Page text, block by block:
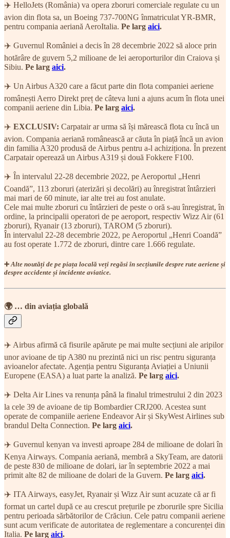
✈️ HelloJets (România) va opera zboruri comerciale regulate cu un
avion din flota sa, un Boeing 737-700NG înmatriculat YR-BMR,
pentru compania aeriană AeroItalia. Pe larg aici.
✈️ Guvernul României a decis în 28 decembrie 2022 să aloce prin
hotărâre de guvern 5,2 milioane de lei aeroporturilor din Craiova și
Sibiu. Pe larg aici.
✈️ Un Airbus A320 care a făcut parte din flota companiei aeriene
românești Aerro Direkt preț de câteva luni a ajuns acum în flota unei
companii aeriene din Libia. Pe larg aici.
✈️ EXCLUSIV: Carpatair ar urma să își mărească flota cu încă un
avion. Compania aeriană românească ar căuta în piață încă un avion
din familia A320 produsă de Airbus pentru a-l achiziționa. În prezent
Carpatair operează un Airbus A319 și două Fokkere F100.
✈️ În intervalul 22-28 decembrie 2022, pe Aeroportul „Henri
Coandă”, 113 zboruri (aterizări și decolări) au înregistrat întârzieri
mai mari de 60 minute, iar alte trei au fost anulate.
Cele mai multe zboruri cu întârzieri de peste o oră s-au înregistrat, în
ordine, la principalii operatori de pe aeroport, respectiv Wizz Air (61
zboruri), Ryanair (13 zboruri), TAROM (5 zboruri).
În intervalul 22-28 decembrie 2022, pe Aeroportul „Henri Coandă”
au fost operate 1.772 de zboruri, dintre care 1.666 regulate.
➕Alte noutăți de pe piața locală veți regăsi în secțiunile despre rute aeriene și
despre accidente și incidente aviatice.
🌍 … din aviația globală
✈️ Airbus afirmă că fisurile apărute pe mai multe secțiuni ale aripilor
unor avioane de tip A380 nu prezintă nici un risc pentru siguranța
avioanelor afectate. Agenția pentru Siguranța Aviației a Uniunii
Europene (EASA) a luat parte la analiză. Pe larg aici.
✈️ Delta Air Lines va renunța până la finalul trimestrului 2 din 2023
la cele 39 de avioane de tip Bombardier CRJ200. Acestea sunt
operate de companiile aeriene Endeavor Air și SkyWest Airlines sub
brandul Delta Connection. Pe larg aici.
✈️ Guvernul kenyan va investi aproape 284 de milioane de dolari în
Kenya Airways. Compania aeriană, membră a SkyTeam, are datorii
de peste 830 de milioane de dolari, iar în septembrie 2022 a mai
primit alte 82 de milioane de dolari de la Guvern. Pe larg aici.
✈️ ITA Airways, easyJet, Ryanair și Wizz Air sunt acuzate că ar fi
format un cartel după ce au crescut prețurile pe zborurile spre Sicilia
pentru perioada sărbătorilor de Crăciun. Cele patru companii aeriene
sunt acum verificate de autoritatea de reglementare a concurenței din
Italia. Pe larg aici.